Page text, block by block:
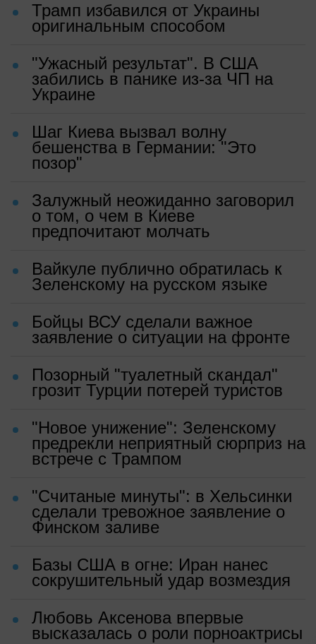
Трамп избавился от Украины
оригинальным способом
"Ужасный результат". В США
забились в панике из-за ЧП на
Украине
Шаг Киева вызвал волну
бешенства в Германии: "Это
позор"
Залужный неожиданно заговорил
о том, о чем в Киеве
предпочитают молчать
Вайкуле публично обратилась к
Зеленскому на русском языке
Бойцы ВСУ сделали важное
заявление о ситуации на фронте
Позорный "туалетный скандал"
грозит Турции потерей туристов
"Новое унижение": Зеленскому
предрекли неприятный сюрприз на
встрече с Трампом
"Считаные минуты": в Хельсинки
сделали тревожное заявление о
Финском заливе
Базы США в огне: Иран нанес
сокрушительный удар возмездия
Любовь Аксенова впервые
высказалась о роли порноактрисы